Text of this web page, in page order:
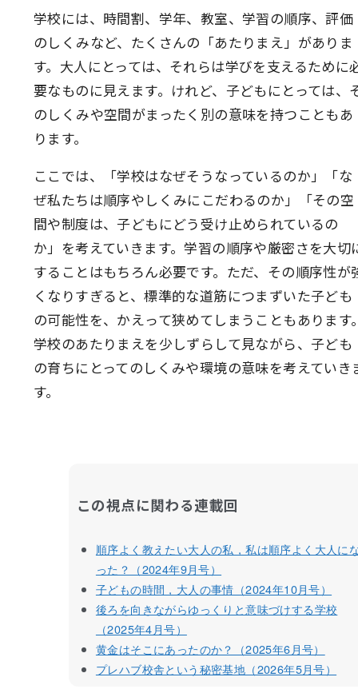
学校には、時間割、学年、教室、学習の順序、評価
のしくみなど、たくさんの「あたりまえ」がありま
す。大人にとっては、それらは学びを支えるために
要なものに見えます。けれど、子どもにとっては、
のしくみや空間がまったく別の意味を持つこともあ
ります。
ここでは、「学校はなぜそうなっているのか」「な
ぜ私たちは順序やしくみにこだわるのか」「その空
間や制度は、子どもにどう受け止められているの
か」を考えていきます。学習の順序や厳密さを大切
することはもちろん必要です。ただ、その順序性が
くなりすぎると、標準的な道筋につまずいた子ども
の可能性を、かえって狭めてしまうこともあります
学校のあたりまえを少しずらして見ながら、子ども
の育ちにとってのしくみや環境の意味を考えていき
す。
この視点に関わる連載回
順序よく教えたい大人の私，私は順序よく大人に
った？（2024年9月号）
子どもの時間，大人の事情（2024年10月号）
後ろを向きながらゆっくりと意味づけする学校
（2025年4月号）
黄金はそこにあったのか？（2025年6月号）
プレハブ校舎という秘密基地（2026年5月号）